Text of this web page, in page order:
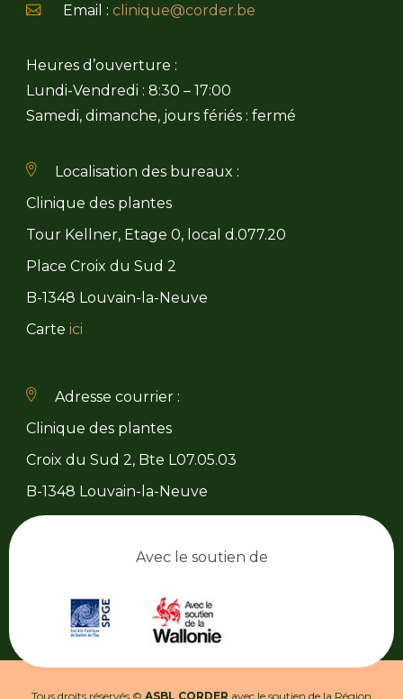
Email : clinique@corder.be
Heures d’ouverture :
Lundi-Vendredi : 8:30 – 17:00
Samedi, dimanche, jours fériés : fermé
Localisation des bureaux :
Clinique des plantes
Tour Kellner, Etage 0, local d.077.20
Place Croix du Sud 2
B-1348 Louvain-la-Neuve
Carte ici
Adresse courrier :
Clinique des plantes
Croix du Sud 2, Bte L07.05.03
B-1348 Louvain-la-Neuve
Avec le soutien de
Tous droits réservés © ASBL CORDER avec le soutien de la Région